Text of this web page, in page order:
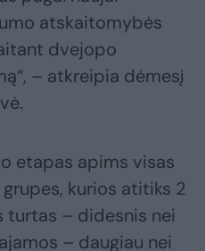
atskaitomybės
dvejopo
– atkreipia dėmesį
etapas apims visas
kurios atitiks 2
turtas – didesnis nei
– daugiau nei